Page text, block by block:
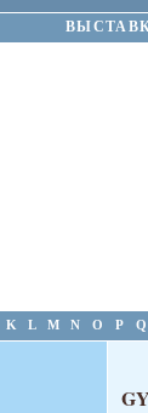
K L M N O P Q